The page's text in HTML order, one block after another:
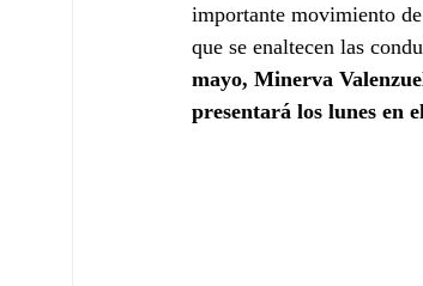
importante movimiento
que se enaltecen las
mayo, Minerva
presentará los lunes en